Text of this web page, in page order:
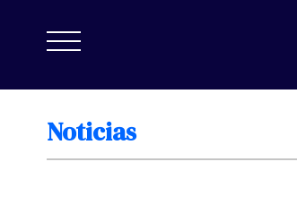
Noticias